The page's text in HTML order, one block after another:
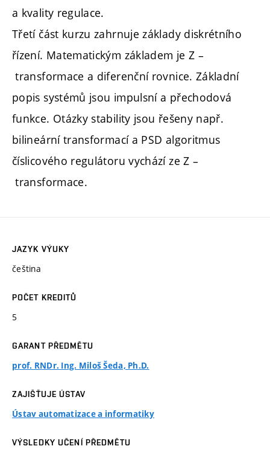
a kvality regulace.
Třetí část kurzu zahrnuje základy diskrétního
řízení. Matematickým základem je Z –
transformace a diferenční rovnice. Základní
popis systémů jsou impulsní a přechodová
funkce. Otázky stability jsou řešeny např.
bilineární transformací a PSD algoritmus
číslicového regulátoru vychází ze Z –
transformace.
JAZYK VÝUKY
čeština
POČET KREDITŮ
5
GARANT PŘEDMĚTU
prof. RNDr. Ing. Miloš Šeda, Ph.D.
ZAJIŠŤUJE ÚSTAV
Ústav automatizace a informatiky
VÝSLEDKY UČENÍ PŘEDMĚTU